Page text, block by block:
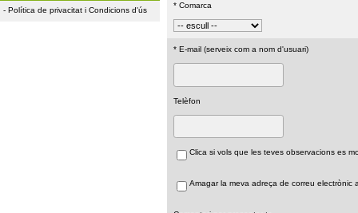
- Política de privacitat i Condicions d'ús
* Comarca
* E-mail (serveix com a nom d'usuari)
Telèfon
Clica si vols que les teves observacions es
Amagar la meva adreça de correu electrònic